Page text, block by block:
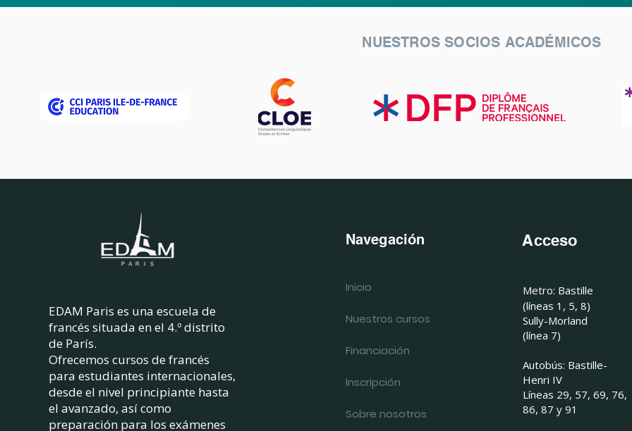
NUESTROS SOCIOS ACADÉMICOS
EDAM Paris es una escuela de
francés situada en el 4.º distrito
de París.
Ofrecemos cursos de francés
para estudiantes internacionales,
desde el nivel principiante hasta
el avanzado, así como
preparación para los exámenes
Navegación
Inicio
Nuestros cursos
Financiación
Inscripción
Sobre nosotros
Acceso
Metro: Bastille
(líneas 1, 5, 8)
Sully-Morland
(línea 7)
Autobús: Bastille-
Henri IV
Líneas 29, 57, 69, 76,
86, 87 y 91